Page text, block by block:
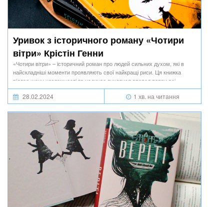
Уривок з історичного роману «Чотири
вітри» Крістін Генни
«Чотири вітри» – історичний роман про людей сильних духом, які в
найскладніші моменти проявляють свої найкращі риси. Ця книжка
віддає шану незламності та надихає рухатися вперед попри всі
перешкоди.
28.02.2024 1 хв. на читання